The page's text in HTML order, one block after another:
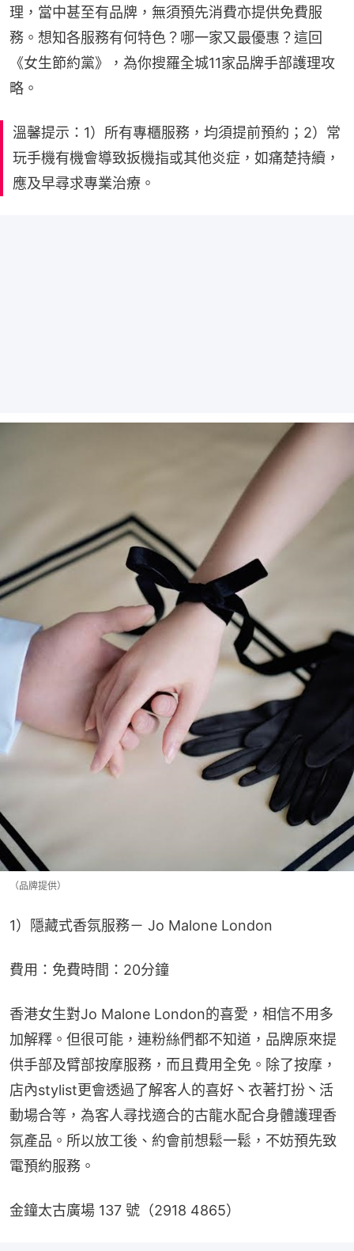
理，當中甚至有品牌，無須預先消費亦提供免費服
務。想知各服務有何特色？哪一家又最優惠？這回
《女生節約黨》，為你搜羅全城11家品牌手部護理攻
略。
溫馨提示：1）所有專櫃服務，均須提前預約；2）常
玩手機有機會導致扳機指或其他炎症，如痛楚持續，
應及早尋求專業治療。
（品牌提供）
1）隱藏式香氛服務－ Jo Malone London
費用：免費時間：20分鐘
香港女生對Jo Malone London的喜愛，相信不用多
加解釋。但很可能，連粉絲們都不知道，品牌原來提
供手部及臂部按摩服務，而且費用全免。除了按摩，
店內stylist更會透過了解客人的喜好丶衣著打扮丶活
動場合等，為客人尋找適合的古龍水配合身體護理香
氛產品。所以放工後、約會前想鬆一鬆，不妨預先致
電預約服務。
金鐘太古廣場 137 號（2918 4865）